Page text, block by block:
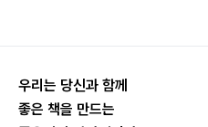
6. 심장… 97
7. 천사대교(그리움)… 99
우리는 당신과 함께
좋은 책을 만드는